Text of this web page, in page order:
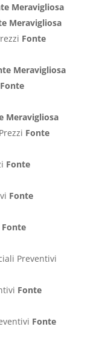
Meravigliosa
Meravigliosa
Fonte
Meravigliosa
Fonte
Meravigliosa
Fonte
Fonte
Fonte
Fonte
Preventivi
Fonte
Fonte